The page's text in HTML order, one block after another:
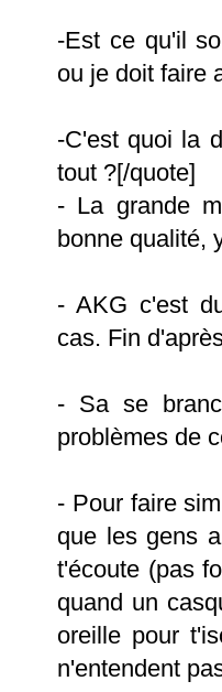
-Est ce qu'il
ou je doit faire
-C'est quoi la
tout ?[/quote]
- La grande
bonne qualité,
- AKG c'est
cas. Fin
- Sa se
problèmes de
- Pour faire
que les gens
t'écoute (pas
quand un
oreille pour
n'entendent